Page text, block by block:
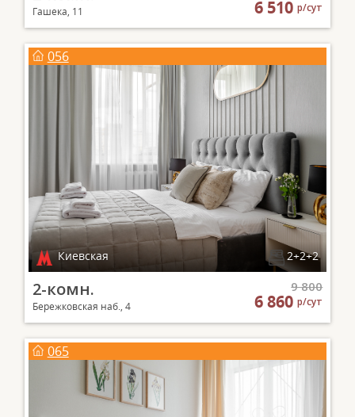
Гашека, 11 6 510р/сут
056
Киевская 2+2+2
2-комн.
Бережковская наб., 4
9 800
6 860р/сут
065